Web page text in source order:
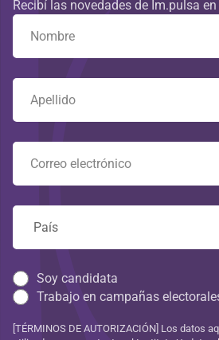
Recibí las novedades de Im.pulsa
Soy candidata
Trabajo en campañas
[TÉRMINOS DE AUTORIZACIÓN] Los datos